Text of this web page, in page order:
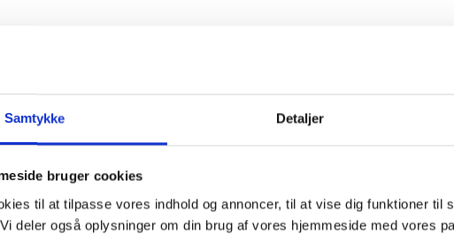
Samtykke Detaljer
bruger cookies
til at tilpasse vores indhold og annoncer, til at vise dig funktioner til
deler også oplysninger om din brug af vores hjemmeside med vores
Der er her tale om en beklagelig forskelsbehandling i forhold til de
tilskudsmuligheder, som ejere af parcel, række og kædehuse får
Med venlig hilsen